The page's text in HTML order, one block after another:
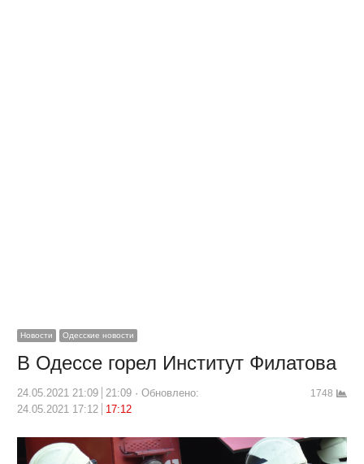
Новости Одесские новости
В Одессе горел Институт Филатова
24.05.2021 21:09 21:09
Обновлено:
24.05.2021 17:12
17:12
1748